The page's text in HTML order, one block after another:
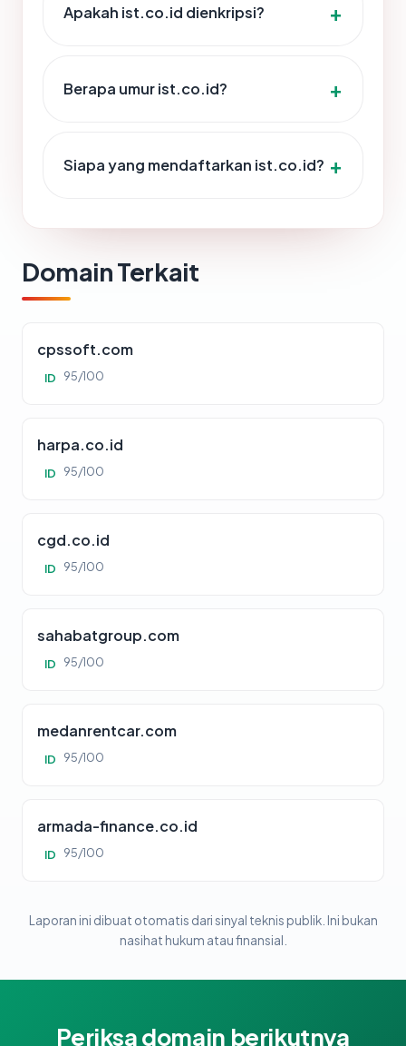
Apakah ist.co.id dienkripsi?
Berapa umur ist.co.id?
Siapa yang mendaftarkan ist.co.id?
Domain Terkait
cpssoft.com
ID 95/100
harpa.co.id
ID 95/100
cgd.co.id
ID 95/100
sahabatgroup.com
ID 95/100
medanrentcar.com
ID 95/100
armada-finance.co.id
ID 95/100
Laporan ini dibuat otomatis dari sinyal teknis publik. Ini bukan
nasihat hukum atau finansial.
Periksa domain berikutnya